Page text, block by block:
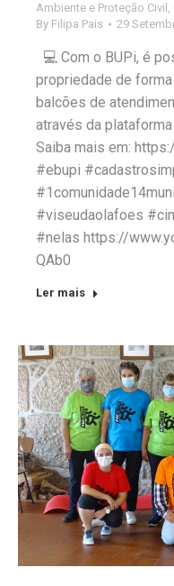
Ambiente e Proteção Civil ,
By Filipa Pais 29
💻 Com o BUPi, é
propriedade de
balcões de
através da
Saiba mais em:
#ebupi
#viseudaolafoes
#nelas https://
QAb0
Ler mais